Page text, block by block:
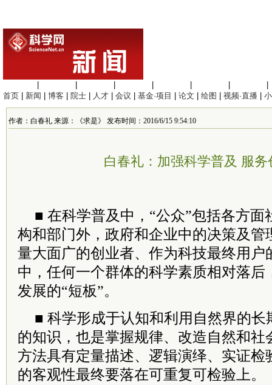
首页
新闻 博客 院士 人才 会议 基金·项目 论文 绘图 视频·直播
作者：白春礼 来源：《求是》 发布时间：2016/6/15 9:54:10
白春礼：加强科学普及 服务
■ 在科学普及中，“公众”包括各方面
构和部门外，政府和企业中的决策及管
量大面广的创业者、作为科技最终用户
中，任何一个群体的科学素质相对落后
发展的“短板”。
■ 科学形成于认知和利用自然界的长
的知识，也是掌握规律、改造自然和社
方法具有定量描述、逻辑演绎、实证检
的客观性最终要落在可重复可检验上。